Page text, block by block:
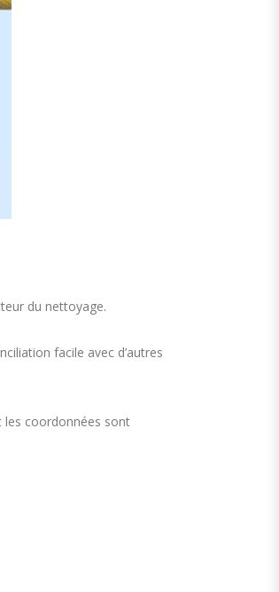
du nettoyage.
facile avec d’autres
les coordonnées sont